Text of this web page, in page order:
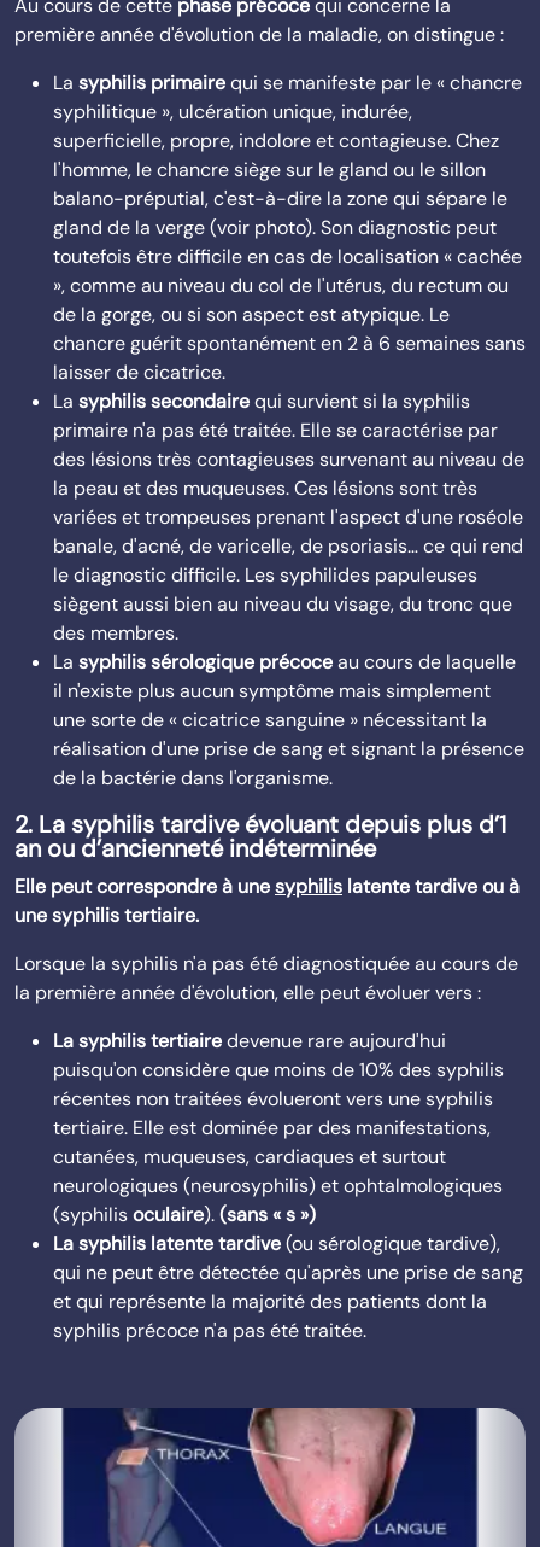
Au cours de cette phase précocequi concerne la
première année d'évolution de la maladie, on distingue :
La syphilis primairequi se manifeste par le « chancre
syphilitique », ulcération unique, indurée,
superficielle, propre, indolore et contagieuse. Chez
l'homme, le chancre siège sur le gland ou le sillon
balano-préputial, c'est-à-dire la zone qui sépare le
gland de la verge (voir photo). Son diagnostic peut
toutefois être difficile en cas de localisation « cachée
», comme au niveau du col de l'utérus, du rectum ou
de la gorge, ou si son aspect est atypique. Le
chancre guérit spontanément en 2 à 6 semaines sans
laisser de cicatrice.
La syphilis secondairequi survient si la syphilis
primaire n'a pas été traitée. Elle se caractérise par
des lésions très contagieuses survenant au niveau de
la peau et des muqueuses. Ces lésions sont très
variées et trompeuses prenant l'aspect d'une roséole
banale, d'acné, de varicelle, de psoriasis… ce qui rend
le diagnostic difficile. Les syphilides papuleuses
siègent aussi bien au niveau du visage, du tronc que
des membres.
La syphilis sérologique précoceau cours de laquelle
il n'existe plus aucun symptôme mais simplement
une sorte de « cicatrice sanguine » nécessitant la
réalisation d'une prise de sang et signant la présence
de la bactérie dans l'organisme.
2. La syphilis tardive évoluant depuis plus d’1
an ou d’ancienneté indéterminée
Elle peut correspondre à unesyphilis latente tardive ou à
une syphilis tertiaire.
Lorsque la syphilis n'a pas été diagnostiquée au cours de
la première année d'évolution, elle peut évoluer vers :
La syphilis tertiairedevenue rare aujourd'hui
puisqu'on considère que moins de 10% des syphilis
récentes non traitées évolueront vers une syphilis
tertiaire. Elle est dominée par des manifestations,
cutanées, muqueuses, cardiaques et surtout
neurologiques (neurosyphilis) et ophtalmologiques
(syphilisoculaire).(sans « s »)
La syphilis latente tardive(ou sérologique tardive),
qui ne peut être détectée qu'après une prise de sang
et qui représente la majorité des patients dont la
syphilis précoce n'a pas été traitée.